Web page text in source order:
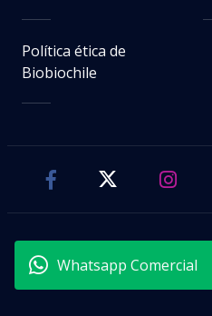
Política ética de
Biobiochile
Whatsapp Comercial